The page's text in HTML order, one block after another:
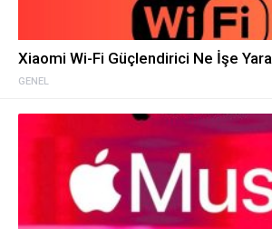
GENEL
Xiaomi Wi-Fi Güçlendirici Ne İşe